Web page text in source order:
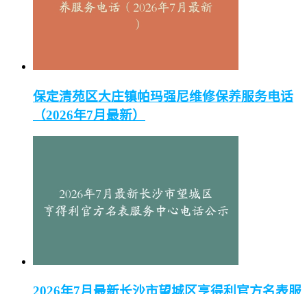
保定清苑区大庄镇帕玛强尼维修保养服务电话
（2026年7月最新）